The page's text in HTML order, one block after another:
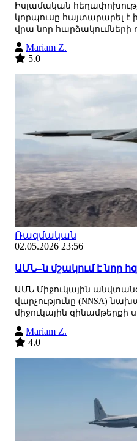
Իսլամական
կորպուսը հայտարարել
վրա նոր հարձակումների
Mariam Z.
5.0
Ռազմական
02.05.2026 23:56
ԱՄՆ–ն մշակում է նոր
ԱՄՆ Միջուկային
վարչությունը (NNSA)
միջուկային զինամթերքի
Mariam Z.
4.0